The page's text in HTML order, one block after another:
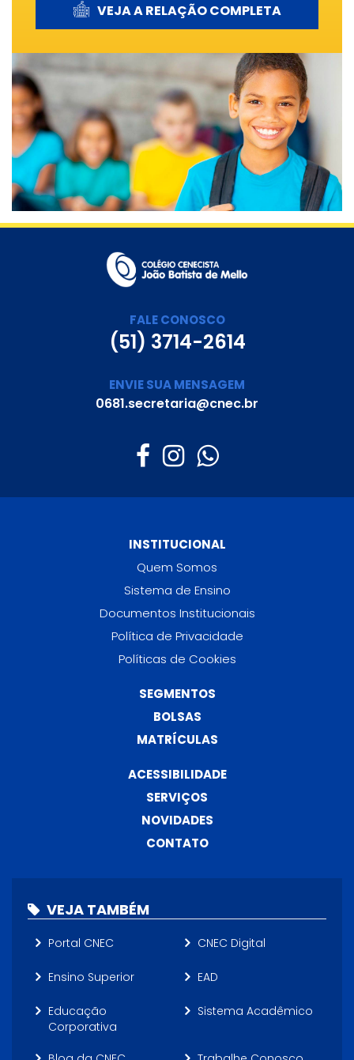
VEJA A RELAÇÃO COMPLETA
FALE CONOSCO
(51) 3714-2614
ENVIE SUA MENSAGEM
0681.secretaria@cnec.br
INSTITUCIONAL
Quem Somos
Sistema de Ensino
Documentos Institucionais
Política de Privacidade
Políticas de Cookies
SEGMENTOS
BOLSAS
MATRÍCULAS
ACESSIBILIDADE
SERVIÇOS
NOVIDADES
CONTATO
VEJA TAMBÉM
Portal CNEC CNEC Digital
Ensino Superior EAD
Educação
Corporativa
Sistema Acadêmico